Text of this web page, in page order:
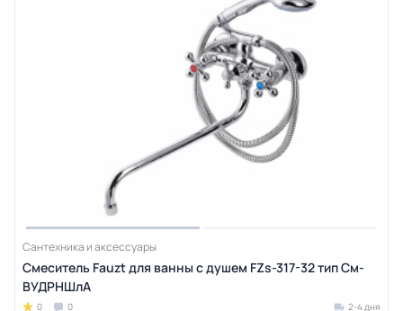
Сантехника и аксессуары
Смеситель Fauzt для ванны с душем FZs-317-32 тип См-
ВУДРНШлА
0 0 2-4 дня